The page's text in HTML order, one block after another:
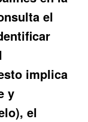
el
implica
y
el